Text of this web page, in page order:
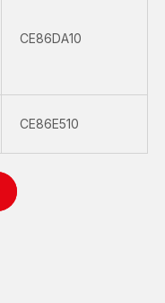
CE86DA10
CE86E510